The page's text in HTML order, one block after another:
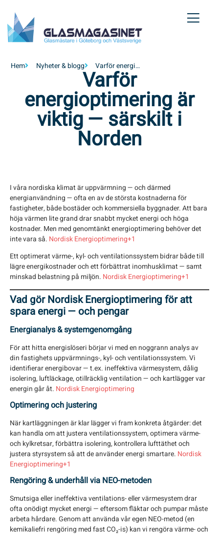
Hem Nyheter & blogg Varför energioptimering är viktig — särskilt i Norden
Varför
energioptimering är
viktig — särskilt i
Norden
I våra nordiska klimat är uppvärmning — och därmed
energianvändning — ofta en av de största kostnaderna för
fastigheter, både bostäder och kommersiella byggnader. Att bara
höja värmen lite grand drar snabbt mycket energi och höga
kostnader. Men med genomtänkt energioptimering behöver det
inte vara så. Nordisk Energioptimering+1
Ett optimerat värme-, kyl- och ventilationssystem bidrar både till
lägre energikostnader och ett förbättrat inomhusklimat — samt
minskad belastning på miljön. Nordisk Energioptimering+1
Vad gör Nordisk Energioptimering för att
spara energi — och pengar
Energianalys & systemgenomgång
För att hitta energislöseri börjar vi med en noggrann analys av
din fastighets uppvärmnings-, kyl- och ventilationssystem. Vi
identifierar energibovar — t.ex. ineffektiva värmesystem, dålig
isolering, luftläckage, otillräcklig ventilation — och kartlägger var
energin går åt. Nordisk Energioptimering
Optimering och justering
När kartläggningen är klar lägger vi fram konkreta åtgärder: det
kan handla om att justera ventilationssystem, optimera värme-
och kylkretsar, förbättra isolering, kontrollera lufttäthet och
justera styrsystem så att de använder energi smartare. Nordisk
Energioptimering+1
Rengöring & underhåll via NEO-metoden
Smutsiga eller ineffektiva ventilations- eller värmesystem drar
ofta onödigt mycket energi — eftersom fläktar och pumpar måste
arbeta hårdare. Genom att använda vår egen NEO-metod (en
kemikaliefri rengöring med fast CO₂-is) kan vi rengöra värme- och